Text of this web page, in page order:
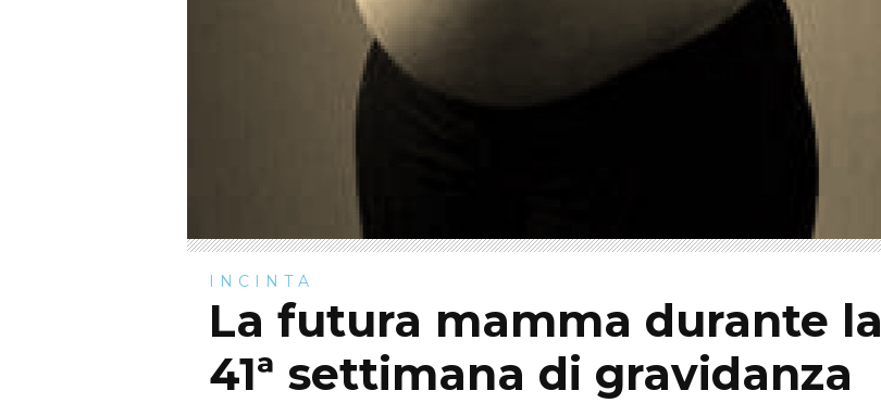
INCINTA
La futura mamma durante la
41ª settimana di gravidanza